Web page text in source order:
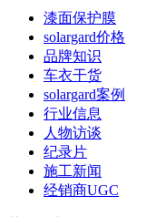
漆面保护膜
solargard价格
品牌知识
车衣干货
solargard案例
行业信息
人物访谈
纪录片
施工新闻
经销商UGC